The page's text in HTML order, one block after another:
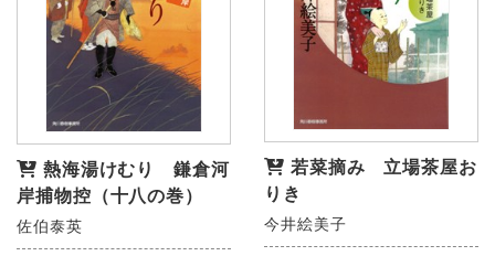
熱海湯けむり 鎌倉河
岸捕物控（十八の巻）
佐伯泰英
若菜摘み 立場茶屋お
りき
今井絵美子